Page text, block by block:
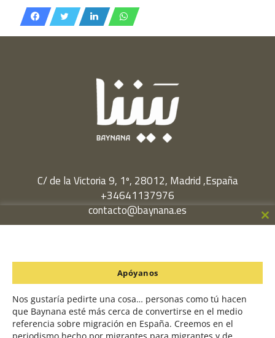
C/ de la Victoria 9, 1º, 28012, Madrid ,España
+34641137976
contacto@baynana.es
Política de Privacidad
Política de Cookies
Un proyecto en colaboración con
Nos gustaría pedirte una cosa… personas como tú hacen
que Baynana esté más cerca de convertirse en el medio
referencia sobre migración en España. Creemos en el
Apóyanos